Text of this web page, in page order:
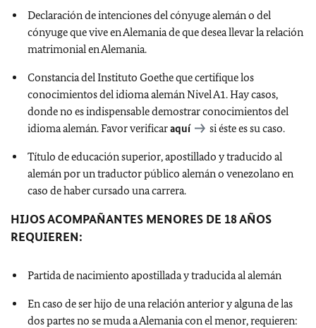
Declaración de intenciones del cónyuge alemán o del
cónyuge que vive en Alemania de que desea llevar la relación
matrimonial en Alemania.
Constancia del Instituto Goethe que certifique los
conocimientos del idioma alemán Nivel A1. Hay casos,
donde no es indispensable demostrar conocimientos del
idioma alemán. Favor verificaraquí si éste es su caso.
Título de educación superior, apostillado y traducido al
alemán por un traductor público alemán o venezolano en
caso de haber cursado una carrera.
HIJOS ACOMPAÑANTES MENORES DE 18 AÑOS
REQUIEREN:
Partida de nacimiento apostillada y traducida al alemán
En caso de ser hijo de una relación anterior y alguna de las
dos partes no se muda a Alemania con el menor, requieren: